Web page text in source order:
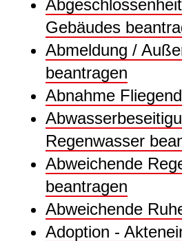
Gebäudes
Abmeldung /
beantragen
Abnahme
Regenwasser
Abweichende
beantragen
Abweichende
Adoption -